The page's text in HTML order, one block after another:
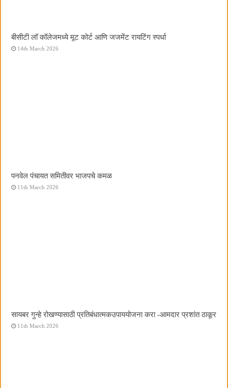
बीसीटी लॉ कॉलेजमध्ये मूट कोर्ट आणि जजमेंट रायटिंग स्पर्धा
14th March 2026
पनवेल पंचायत समितीवर भाजपचे कमळ
11th March 2026
सायबर गुन्हे रोखण्यासाठी प्रतिबंधात्मकउपाययोजना करा -आमदार प्रशांत ठाकूर
11th March 2026